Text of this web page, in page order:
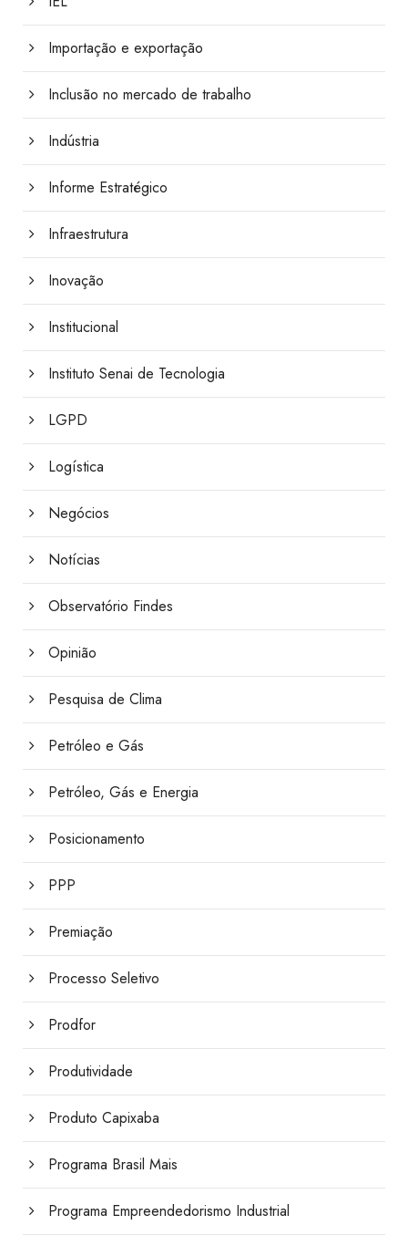
Importação e exportação
Inclusão no mercado de trabalho
Indústria
Informe Estratégico
Infraestrutura
Inovação
Institucional
Instituto Senai de Tecnologia
LGPD
Logística
Negócios
Notícias
Observatório Findes
Opinião
Pesquisa de Clima
Petróleo e Gás
Petróleo, Gás e Energia
Posicionamento
PPP
Premiação
Processo Seletivo
Prodfor
Produtividade
Produto Capixaba
Programa Brasil Mais
Programa Empreendedorismo Industrial